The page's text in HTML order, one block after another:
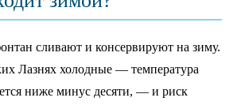
сливают и консервируют на зиму.
Лазнях холодные — температура
ниже минус десяти, — и риск